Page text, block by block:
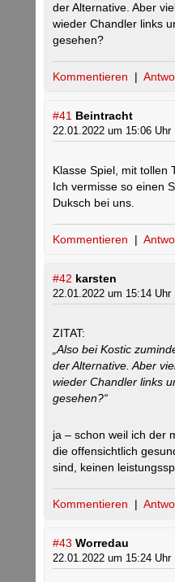
der Alternative. Aber
wieder Chandler links
gesehen?
Kommentieren |
#41 Beintracht
22.01.2022 um 15:06 Uhr
Klasse Spiel, mit tollen
Ich vermisse so einen
Duksch bei uns.
Kommentieren |
#42 karsten
22.01.2022 um 15:14 Uhr
ZITAT:
„Also bei Kostic
der Alternative. Aber
wieder Chandler links
gesehen?“
ja – schon weil ich der
die offensichtlich
sind, keinen
Kommentieren |
#43 Worredau
22.01.2022 um 15:24 Uhr